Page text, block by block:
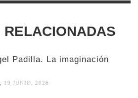
RELACIONADAS
Padilla. La imaginación
, 19 JUNIO, 2026